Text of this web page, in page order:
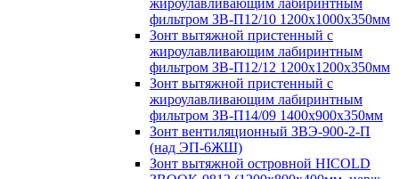
жироулавливающим лабиринтным
фильтром ЗВ-П12/10 1200х1000х350мм
Зонт вытяжной пристенный с
жироулавливающим лабиринтным
фильтром ЗВ-П12/12 1200х1200х350мм
Зонт вытяжной пристенный с
жироулавливающим лабиринтным
фильтром ЗВ-П14/09 1400х900х350мм
Зонт вентиляционный ЗВЭ-900-2-П
(над ЭП-6ЖШ)
Зонт вытяжной островной HICOLD